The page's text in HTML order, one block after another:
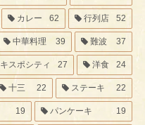
カレー 62 行列店 52
中華料理 39 難波 37
スポシティ 27 洋食 24
十三 22 ステーキ 22
19 パンケーキ 19